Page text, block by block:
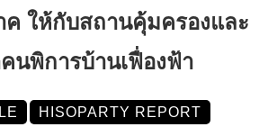
ค ให้กับสถานคุ้มครองและ
นพิการบ้านเฟื่องฟ้า
HISOPARTY REPORT